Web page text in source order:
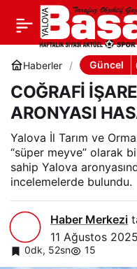
Haberler Güncel
COĞRAFİ
ARONYASI
Yalova İl Tarım ve
“süper meyve” olarak
sahip Yalova
incelemelerde bulundu.
Haber Merkezi
11 Ağustos
0dk, 52sn 15
COĞRAFİ İŞARETLİ
YALOVA ARONYASI
HASATA HAZIRLANIYOR